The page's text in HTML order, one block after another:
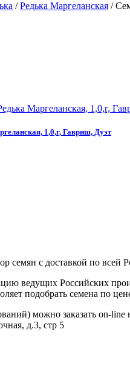
/Редька Маргеланская /
1,0,г, Гавриш, Дуэт
семян с доставкой по
ведущих Российских
подобрать семена по
можно заказать on-
д.3, стр 5